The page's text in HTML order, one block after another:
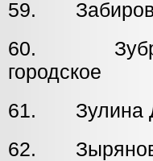
59. Забиров
60.
городское
61. Зулина
62. Зырянов